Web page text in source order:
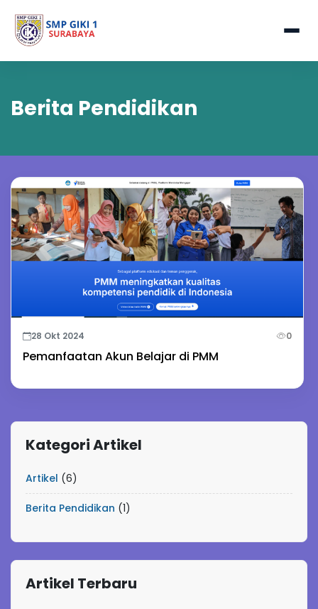
Berita Pendidikan
28 Okt 2024 0
Pemanfaatan Akun Belajar di PMM
Kategori Artikel
Artikel (6)
Berita Pendidikan (1)
Artikel Terbaru